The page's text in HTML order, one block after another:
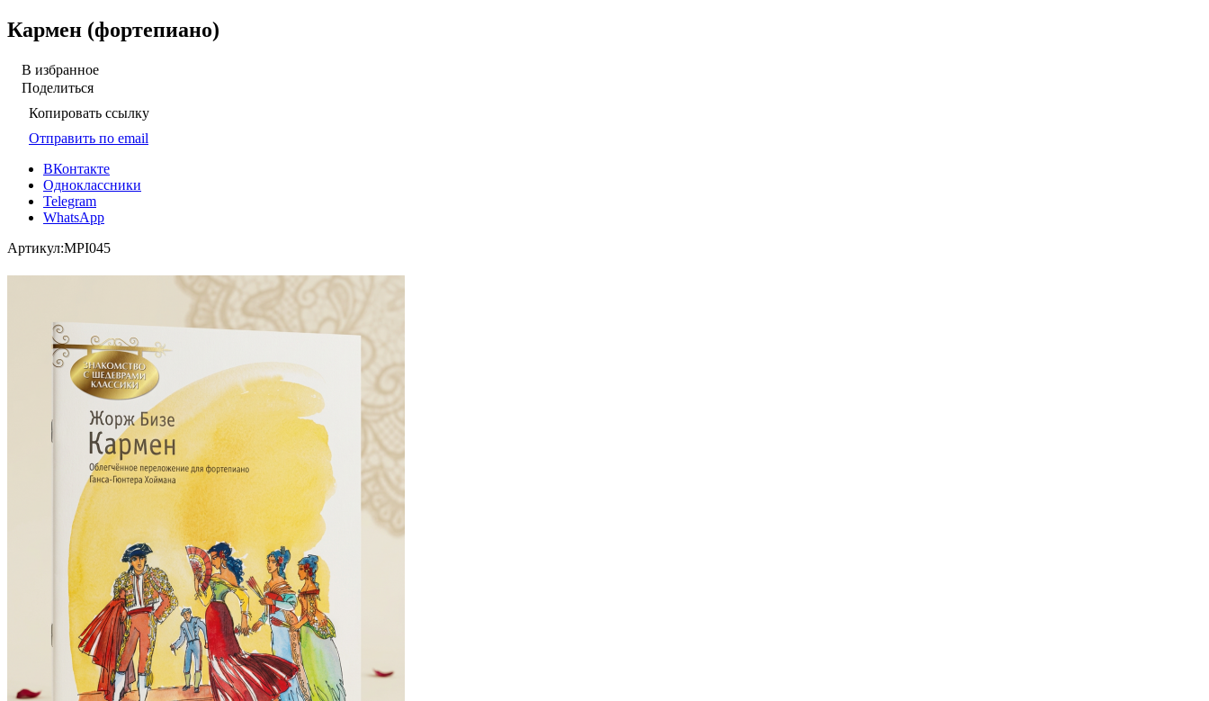
Кармен (фортепиано)
В избранное
Поделиться
Копировать ссылку
Отправить по email
ВКонтакте
Одноклассники
Telegram
WhatsApp
Артикул:MPI045